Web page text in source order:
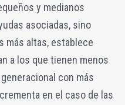
y medianos
asociadas, sino
más altas, establece
a los que tienen menos
con más
en el caso de las